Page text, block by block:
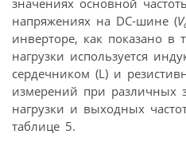
напряжениях на DC-шине (V
инверторе, как показано в
нагрузки используется
сердечником (L) и
измерений при различных
нагрузки и выходных
таблице 5.